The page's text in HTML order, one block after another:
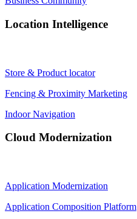
Location Intelligence
Store & Product locator
Fencing & Proximity Marketing
Indoor Navigation
Cloud Modernization
Application Modernization
Application Composition Platform